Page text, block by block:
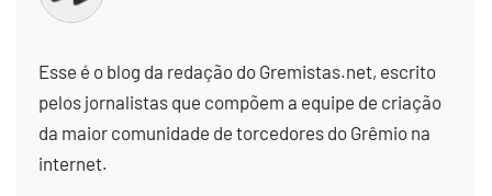
Esse é o blog da redação do Gremistas.net, escrito
pelos jornalistas que compõem a equipe de criação
da maior comunidade de torcedores do Grêmio na
internet.